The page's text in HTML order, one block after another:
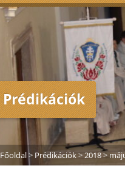
Prédikációk
Főoldal> Prédikációk>2018>